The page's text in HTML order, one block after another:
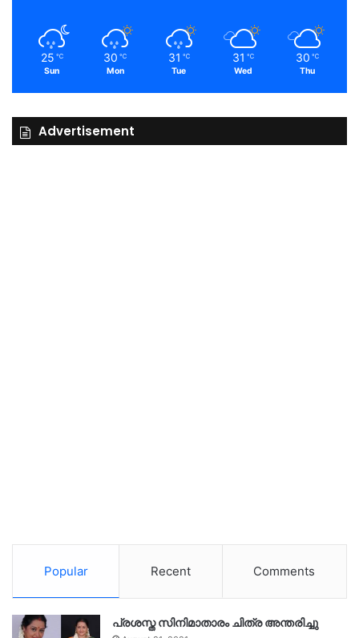
25 ℃
Sun
30 ℃
Mon
31 ℃
Tue
31 ℃
Wed
30 ℃
Thu
Advertisement
Popular Recent Comments
പ്രശസ്ത സിനിമാതാരം ചിത്ര അന്തരിച്ചു